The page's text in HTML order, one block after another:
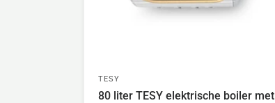
TESY
80 liter TESY elektrische boiler met